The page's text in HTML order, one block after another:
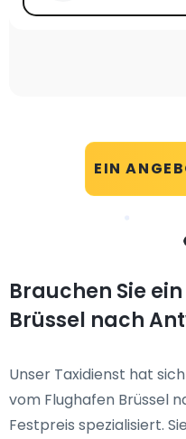
EIN
Brauchen Sie
Brüssel nach
Unser Taxidienst hat
vom Flughafen Brüssel
Festpreis spezialisiert.